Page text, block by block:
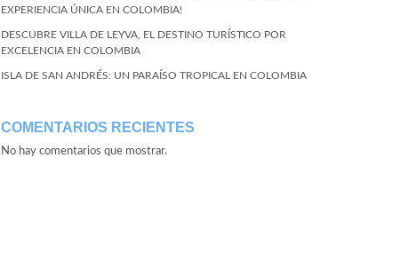
EXPERIENCIA ÚNICA EN COLOMBIA!
DESCUBRE VILLA DE LEYVA, EL DESTINO TURÍSTICO POR
EXCELENCIA EN COLOMBIA
ISLA DE SAN ANDRÉS: UN PARAÍSO TROPICAL EN COLOMBIA
COMENTARIOS RECIENTES
No hay comentarios que mostrar.